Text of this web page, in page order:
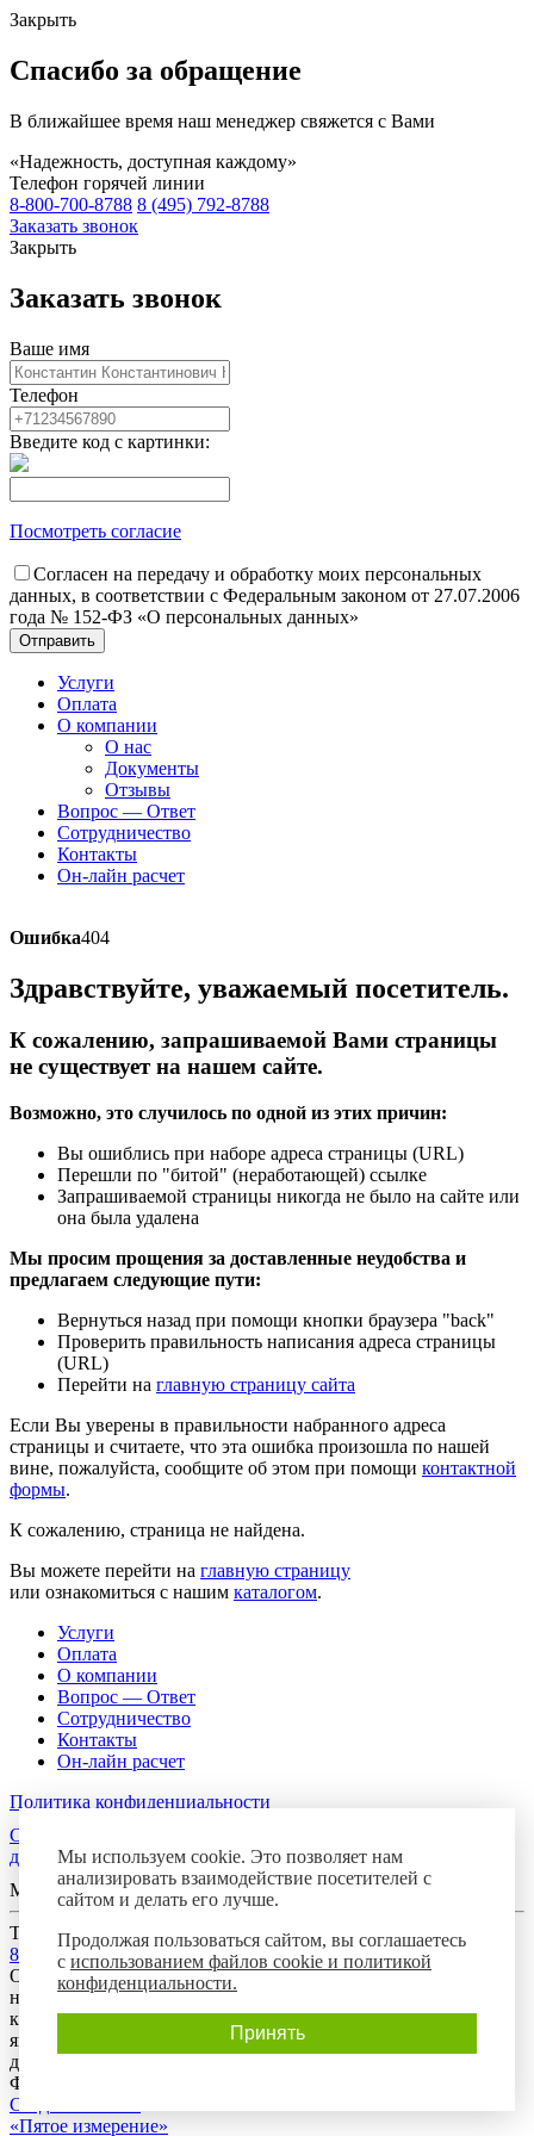
Закрыть
Спасибо за обращение
В ближайшее время наш менеджер свяжется с Вами
«Надежность, доступная каждому»
Телефон горячей линии
8-800-700-8788 8 (495) 792-8788
Заказать звонок
Закрыть
Заказать звонок
Ваше имя
Телефон
Введите код с картинки:
Посмотреть согласие
Согласен на передачу и обработку моих персональных
данных, в соответствии с Федеральным законом от 27.07.2006
года № 152-ФЗ «О персональных данных»
Отправить
Услуги
Оплата
О компании
О нас
Документы
Отзывы
Вопрос — Ответ
Сотрудничество
Контакты
Он-лайн расчет
Ошибка404
Здравствуйте, уважаемый посетитель.
К сожалению, запрашиваемой Вами страницы
не существует на нашем сайте.
Возможно, это случилось по одной из этих причин:
Вы ошиблись при наборе адреса страницы (URL)
Перешли по "битой" (неработающей) ссылке
Запрашиваемой страницы никогда не было на сайте или
она была удалена
Мы просим прощения за доставленные неудобства и
предлагаем следующие пути:
Вернуться назад при помощи кнопки браузера "back"
Проверить правильность написания адреса страницы
(URL)
Перейти на главную страницу сайта
Если Вы уверены в правильности набранного адреса
страницы и считаете, что эта ошибка произошла по нашей
вине, пожалуйста, сообщите об этом при помощи контактной
формы.
К сожалению, страница не найдена.
Вы можете перейти на главную страницу
или ознакомиться с нашим каталогом.
Услуги
Оплата
О компании
Вопрос — Ответ
Сотрудничество
Контакты
Он-лайн расчет
Политика конфиденциальности
Согласие посетителя сайта на обработку персональных
данных
Мы в соцсетях
Телефон горячей линии
8-800-700-8788
Обращаем Ваше внимание на то, что данный интернет-сайт
носит исключительно информационный характер и ни при
каких условиях предложения, размещенные на нем, не
являются публичной офертой, определяемой положениями
действующего гражданского законодательства Российской
Федерации.
Создание сайта:
«Пятое измерение»
Мы используем cookie. Это позволяет нам
анализировать взаимодействие посетителей с
сайтом и делать его лучше.
Продолжая пользоваться сайтом, вы соглашаетесь
с использованием файлов cookie и политикой
конфиденциальности.
Принять